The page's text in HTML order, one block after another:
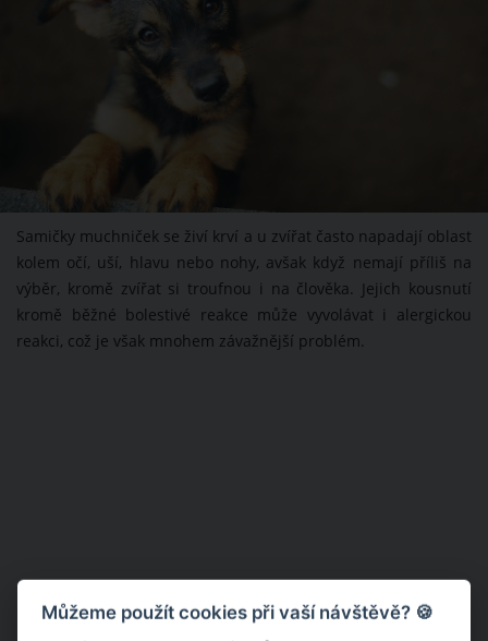
Samičky muchniček se živí krví a u zvířat často napadají oblast
kolem očí, uší, hlavu nebo nohy, avšak když nemají příliš na
výběr, kromě zvířat si troufnou i na člověka. Jejich kousnutí
kromě běžné bolestivé reakce může vyvolávat i alergickou
reakci, což je však mnohem závažnější problém.
Můžeme použít cookies při vaší návštěvě? 🍪